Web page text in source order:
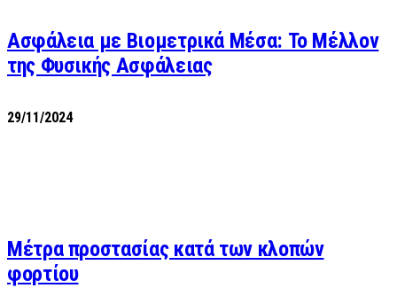
Ασφάλεια με Βιομετρικά Μέσα: Το Μέλλον
της Φυσικής Ασφάλειας
29/11/2024
Μέτρα προστασίας κατά των κλοπών
φορτίου